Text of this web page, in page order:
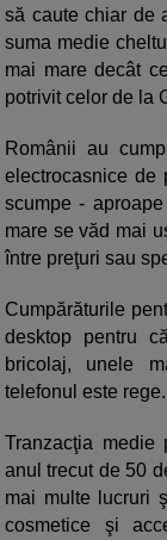
să caute chiar de
suma medie
mai mare decât
potrivit celor de la
Românii au
electrocasnice de
scumpe -
mare se văd mai
între preţuri sau
Cumpărăturile
desktop pentru
bricolaj, unele
telefonul este rege.
Tranzacţia medie
anul trecut de 50
mai multe lucruri
cosmetice şi